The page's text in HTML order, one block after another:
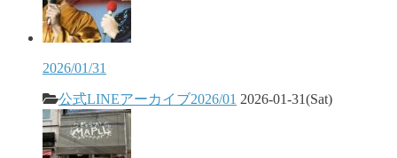
2026/01/31
公式LINEアーカイブ2026/01 2026-01-31(Sat)